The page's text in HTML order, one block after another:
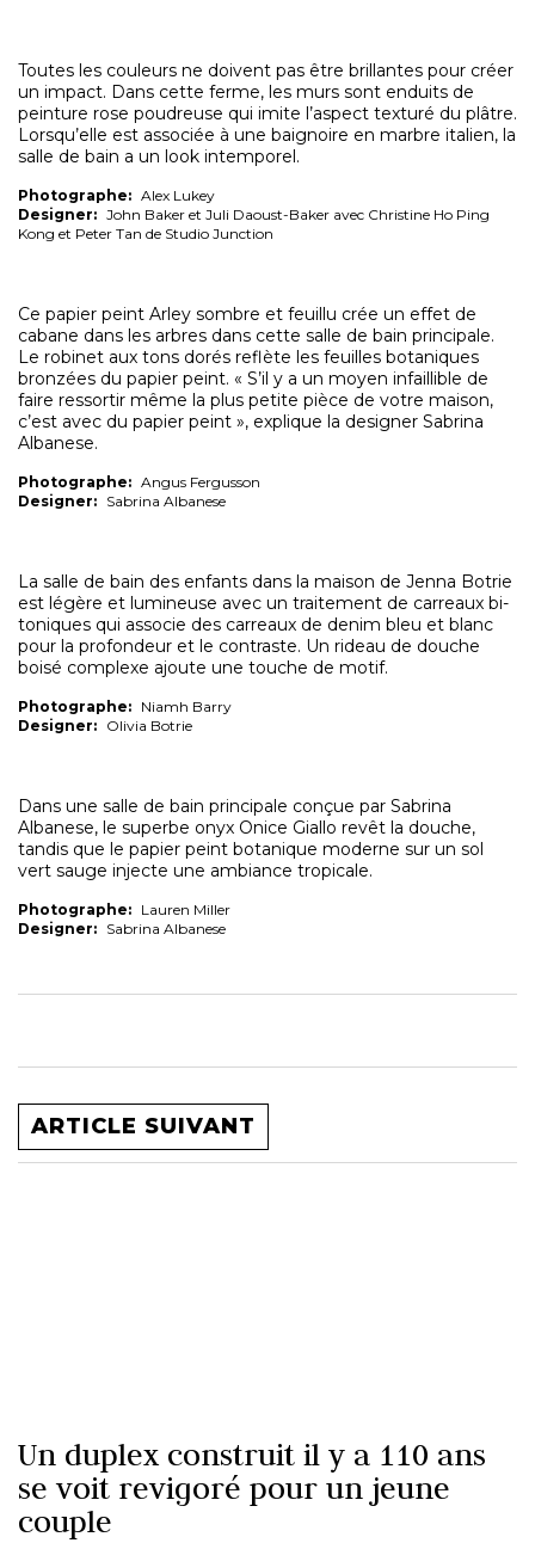
Toutes les couleurs ne doivent pas être brillantes pour créer
un impact. Dans cette ferme, les murs sont enduits de
peinture rose poudreuse qui imite l’aspect texturé du plâtre.
Lorsqu’elle est associée à une baignoire en marbre italien, la
salle de bain a un look intemporel.
Photographe: Alex Lukey
Designer: John Baker et Juli Daoust-Baker avec Christine Ho Ping
Kong et Peter Tan de Studio Junction
Ce papier peint Arley sombre et feuillu crée un effet de
cabane dans les arbres dans cette salle de bain principale.
Le robinet aux tons dorés reflète les feuilles botaniques
bronzées du papier peint. « S’il y a un moyen infaillible de
faire ressortir même la plus petite pièce de votre maison,
c’est avec du papier peint », explique la designer Sabrina
Albanese.
Photographe: Angus Fergusson
Designer: Sabrina Albanese
La salle de bain des enfants dans la maison de Jenna Botrie
est légère et lumineuse avec un traitement de carreaux bi-
toniques qui associe des carreaux de denim bleu et blanc
pour la profondeur et le contraste. Un rideau de douche
boisé complexe ajoute une touche de motif.
Photographe: Niamh Barry
Designer: Olivia Botrie
Dans une salle de bain principale conçue par Sabrina
Albanese, le superbe onyx Onice Giallo revêt la douche,
tandis que le papier peint botanique moderne sur un sol
vert sauge injecte une ambiance tropicale.
Photographe: Lauren Miller
Designer: Sabrina Albanese
ARTICLE SUIVANT
Un duplex construit il y a 110 ans
se voit revigoré pour un jeune
couple